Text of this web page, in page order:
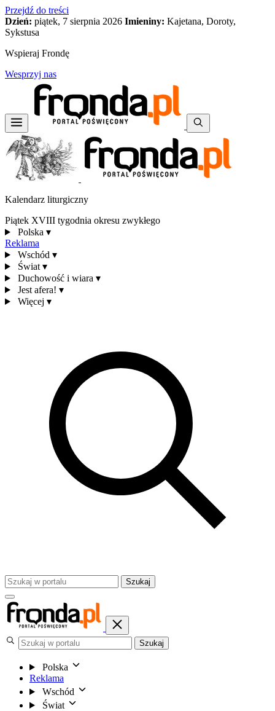
Przejdź do treści
Dzień: piątek, 7 sierpnia 2026 Imieniny: Kajetana, Doroty,
Sykstusa
Wspieraj Frondę
Wesprzyj nas
Kalendarz liturgiczny
Piątek XVIII tygodnia okresu zwykłego
Polska ▾
Reklama
Wschód ▾
Świat ▾
Duchowość i wiara ▾
Jest afera! ▾
Więcej ▾
Szukaj
Szukaj
Polska
Reklama
Wschód
Świat